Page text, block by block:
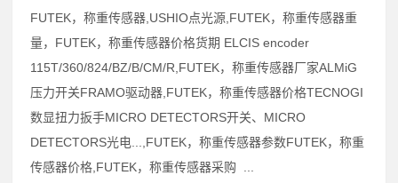
FUTEK，称重传感器,USHIO点光源,FUTEK，称重传感器重
量，FUTEK，称重传感器价格货期 ELCIS encoder
115T/360/824/BZ/B/CM/R,FUTEK，称重传感器厂家ALMiG
压力开关FRAMO驱动器,FUTEK，称重传感器价格TECNOGI
数显扭力扳手MICRO DETECTORS开关、MICRO
DETECTORS光电...,FUTEK，称重传感器参数FUTEK，称重
传感器价格,FUTEK，称重传感器采购 ...